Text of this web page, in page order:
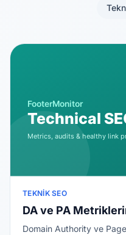
TEKNIK SEO
DA ve PA
Domain Authority ve